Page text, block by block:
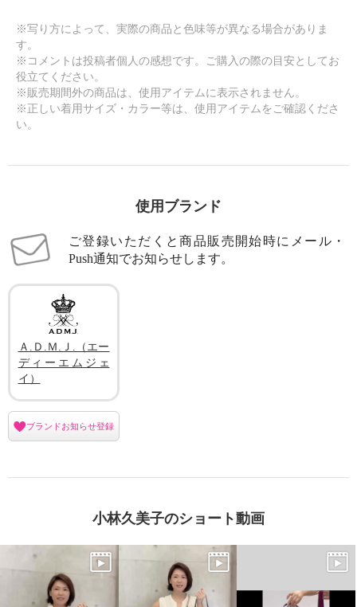
×
※写り方によって、実際の商品と色味等が異なる場合がありま
す。
※コメントは投稿者個人の感想です。ご購入の際の目安としてお
役立てください。
※販売期間外の商品は、使用アイテムに表示されません。
※正しい着用サイズ・カラー等は、使用アイテムをご確認くださ
い。
使用ブランド
ご登録いただくと商品販売開始時にメール・
Push通知でお知らせします。
Ａ.Ｄ.Ｍ.Ｊ.（エー
ディーエムジェ
イ）
ブランドお知らせ登録
小林久美子のショート動画